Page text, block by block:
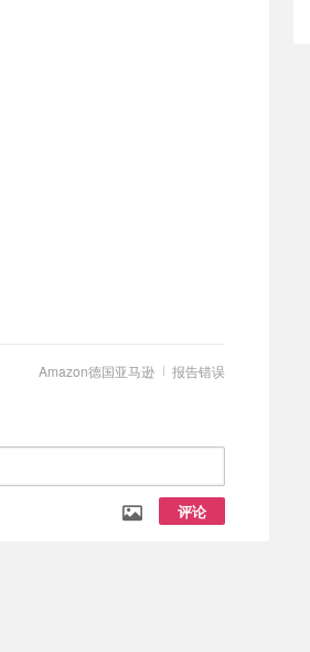
报告错误
Amazon德国亚马逊
评论